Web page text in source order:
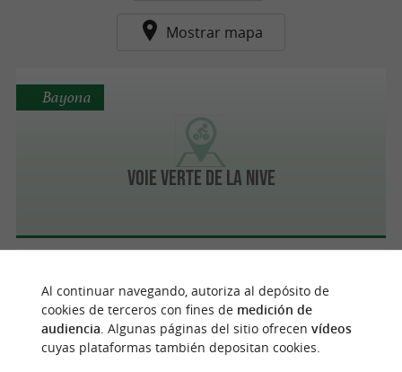
Mostrar mapa
Voie Verte de la Nive
Bayona
Piste des plages Bayonne-Anglet
Al continuar navegando, autoriza al depósito de
cookies de terceros con fines de medición de
audiencia . Algunas páginas del sitio ofrecen vídeos
cuyas plataformas también depositan cookies.